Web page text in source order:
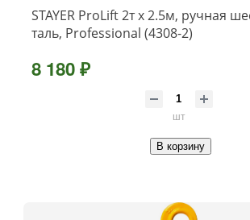
STAYER ProLift 2т х 2.5м, ручная
таль, Professional (4308-2)
8 180 ₽
шт
В корзину